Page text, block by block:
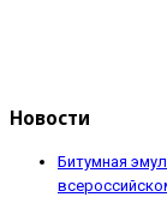
Новости
Битумная